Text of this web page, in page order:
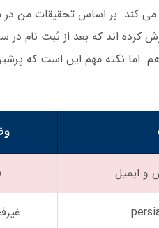
کرده اند که بعد از ثبت نام در
اما نکته مهم این است که
و ایمیل